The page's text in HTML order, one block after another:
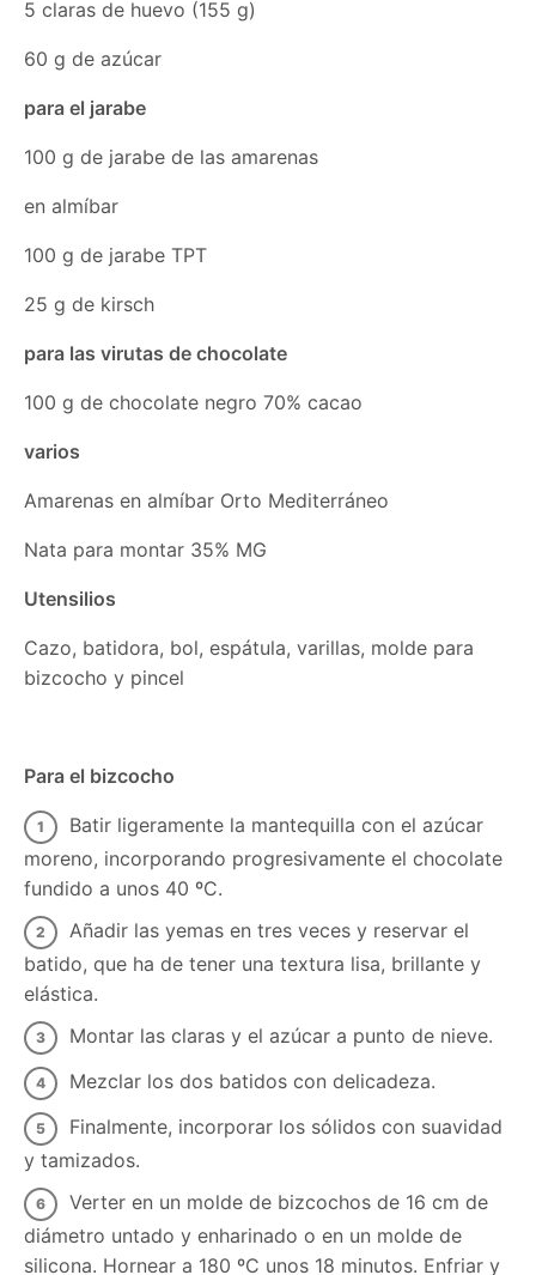
5 claras de huevo (155 g)
60 g de azúcar
para el jarabe
100 g de jarabe de las amarenas
en almíbar
100 g de jarabe TPT
25 g de kirsch
para las virutas de chocolate
100 g de chocolate negro 70% cacao
varios
Amarenas en almíbar Orto Mediterráneo
Nata para montar 35% MG
Utensilios
Cazo, batidora, bol, espátula, varillas, molde para
bizcocho y pincel
Para el bizcocho
Batir ligeramente la mantequilla con el azúcar
moreno, incorporando progresivamente el chocolate
fundido a unos 40 ºC.
Añadir las yemas en tres veces y reservar el
batido, que ha de tener una textura lisa, brillante y
elástica.
Montar las claras y el azúcar a punto de nieve.
Mezclar los dos batidos con delicadeza.
Finalmente, incorporar los sólidos con suavidad
y tamizados.
Verter en un molde de bizcochos de 16 cm de
diámetro untado y enharinado o en un molde de
silicona. Hornear a 180 ºC unos 18 minutos. Enfriar y